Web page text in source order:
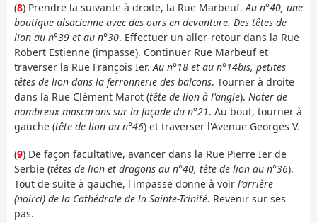
(8) Prendre la suivante à droite, la Rue Marbeuf.Au n°40, une
boutique alsacienne avec des ours en devanture. Des têtes de
lion au n°39 et au n°30. Effectuer un aller-retour dans la Rue
Robert Estienne (impasse). Continuer Rue Marbeuf et
traverser la Rue François Ier.Au n°18 et au n°14bis, petites
têtes de lion dans la ferronnerie des balcons. Tourner à droite
dans la Rue Clément Marot (tête de lion à l'angle). Noter de
nombreux mascarons sur la façade du n°21. Au bout, tourner à
gauche (tête de lion au n°46) et traverser l'Avenue Georges V.
(9) De façon facultative, avancer dans la Rue Pierre Ier de
Serbie (têtes de lion et dragons au n°40, tête de lion au n°36).
Tout de suite à gauche, l'impasse donne à voir l'arrière
(noirci) de la Cathédrale de la Sainte-Trinité. Revenir sur ses
pas.